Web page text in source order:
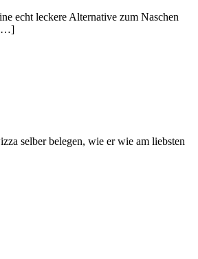
echt leckere Alternative zum Naschen
[…]
selber belegen, wie er wie am liebsten